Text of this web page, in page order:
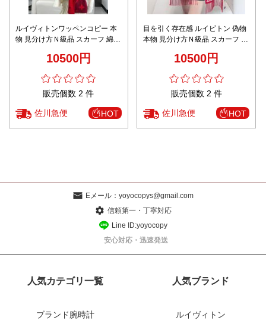
ルイヴィトンワッペンコピー 本
物 見分け方Ｎ級品 スカーフ 綿
10500円
販売個数 2 件
佐川急便 HOT
目を引く存在感 ルイビトン 偽物
本物 見分け方Ｎ級品 スカーフ 綿
10500円
販売個数 2 件
佐川急便 HOT
Eメール： yoyocopys@gmail.com
信頼第一・丁寧対応
Line ID:yoyocopy
安心対応・迅速発送
人気カテゴリ一覧
ブランド腕時計
人気ブランド
ルイヴィトン